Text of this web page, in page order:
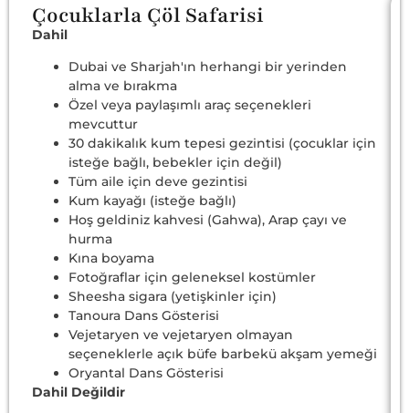
Çocuklarla Çöl Safarisi
Dahil
Dubai ve Sharjah'ın herhangi bir yerinden
alma ve bırakma
Özel veya paylaşımlı araç seçenekleri
mevcuttur
30 dakikalık kum tepesi gezintisi (çocuklar için
isteğe bağlı, bebekler için değil)
Tüm aile için deve gezintisi
Kum kayağı (isteğe bağlı)
Hoş geldiniz kahvesi (Gahwa), Arap çayı ve
hurma
Kına boyama
Fotoğraflar için geleneksel kostümler
Sheesha sigara (yetişkinler için)
Tanoura Dans Gösterisi
Vejetaryen ve vejetaryen olmayan
seçeneklerle açık büfe barbekü akşam yemeği
Oryantal Dans Gösterisi
Dahil Değildir